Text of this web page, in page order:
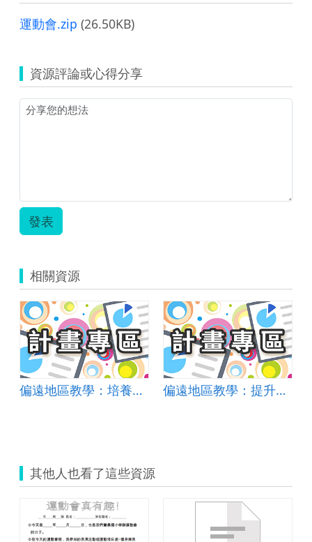
運動會.zip (26.50KB)
資源評論或心得分享
發表
相關資源
偏遠地區教學：培養道德實踐與公民意識素養 偏遠地區教學：提升孩子的自我評價
其他人也看了這些資源